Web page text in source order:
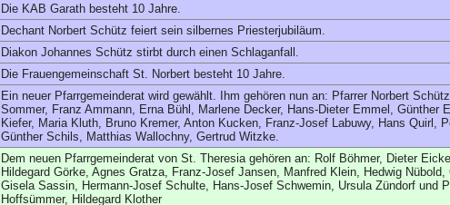
Die KAB Garath besteht 10 Jahre.
Dechant Norbert Schütz feiert sein silbernes Priesterjubiläum.
Diakon Johannes Schütz stirbt durch einen Schlaganfall.
Die Frauengemeinschaft St. Norbert besteht 10 Jahre.
Ein neuer Pfarrgemeinderat wird gewählt. Ihm gehören nun an: Pfarrer Norbert
Sommer, Franz Ammann, Erna Bühl, Marlene Decker, Hans-Dieter Emmel, Günther
Kiefer, Maria Kluth, Bruno Kremer, Anton Kucken, Franz-Josef Labuwy, Hans Quirl,
Günther Schils, Matthias Wallochny, Gertrud Witzke.
Dem neuen Pfarrgemeinderat von St. Theresia gehören an: Rolf Böhmer, Dieter
Hildegard Görke, Agnes Gratza, Franz-Josef Jansen, Manfred Klein, Hedwig
Gisela Sassin, Hermann-Josef Schulte, Hans-Josef Schwemin, Ursula Zündorf und
Hoffsümmer, Hildegard Klother